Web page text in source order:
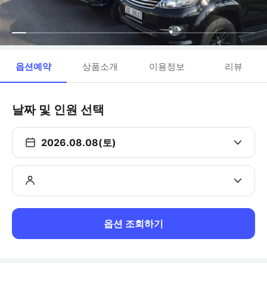
옵션예약 상품소개 이용정보 리뷰
날짜 및 인원 선택
2026.08.08(토)
옵션 조회하기